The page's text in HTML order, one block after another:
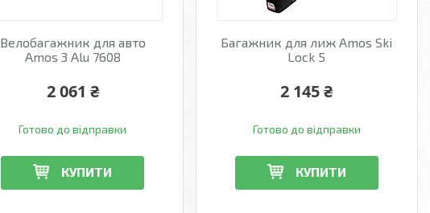
Велобагажник для авто
Amos 3 Alu 7608
2 061 ₴
Готово до відправки
КУПИТИ
Багажник для лиж Amos Ski
Lock 5
2 145 ₴
Готово до відправки
КУПИТИ